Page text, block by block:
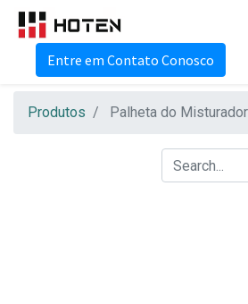
Entre em Contato Conosco
Produtos Palheta do